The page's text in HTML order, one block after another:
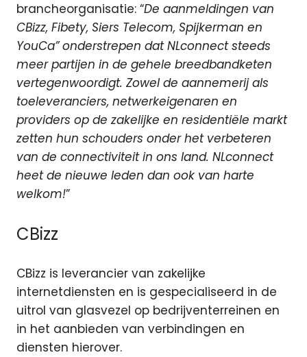
brancheorganisatie: “De aanmeldingen van
CBizz, Fibety, Siers Telecom, Spijkerman en
YouCa” onderstrepen dat NLconnect steeds
meer partijen in de gehele breedbandketen
vertegenwoordigt. Zowel de aannemerij als
toeleveranciers, netwerkeigenaren en
providers op de zakelijke en residentiële markt
zetten hun schouders onder het verbeteren
van de connectiviteit in ons land. NLconnect
heet de nieuwe leden dan ook van harte
welkom!”
CBizz
CBizz is leverancier van zakelijke
internetdiensten en is gespecialiseerd in de
uitrol van glasvezel op bedrijventerreinen en
in het aanbieden van verbindingen en
diensten hierover.